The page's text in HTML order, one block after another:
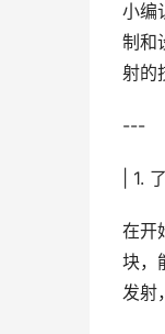
小编
制和
射的
---
| 1.
在开
块，
发射